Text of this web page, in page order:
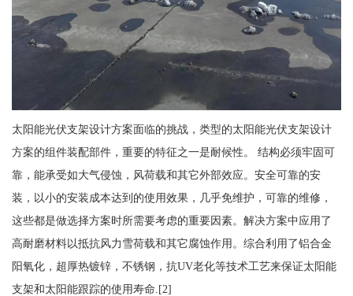
太阳能光伏支架设计方案面临的挑战，类型的太阳能光伏支架设计
方案的组件装配部件，重要的特征之一是耐候性。 结构必须牢固可
靠，能承受如大气侵蚀，风荷载和其它外部效应。安全可靠的安
装，以小的安装成本达到的使用效果，几乎免维护，可靠的维修，
这些都是做选择方案时所需要考虑的重要因素。解决方案中应用了
高耐磨材料以抵抗风力雪荷载和其它腐蚀作用。综合利用了铝合金
阳氧化，超厚热镀锌，不锈钢，抗UV老化等技术工艺来保证太阳能
支架和太阳能跟踪的使用寿命.[2]